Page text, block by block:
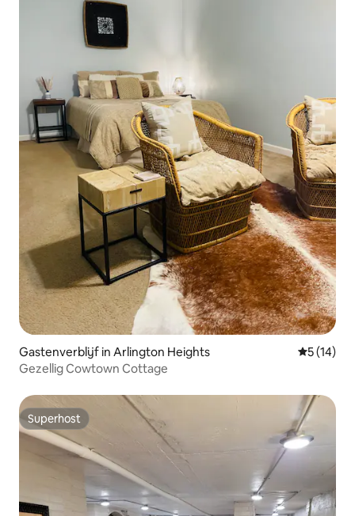
Gastenverblijf in Arlington Heights
5 (14)
Gezellig Cowtown Cottage
Superhost
Superhost